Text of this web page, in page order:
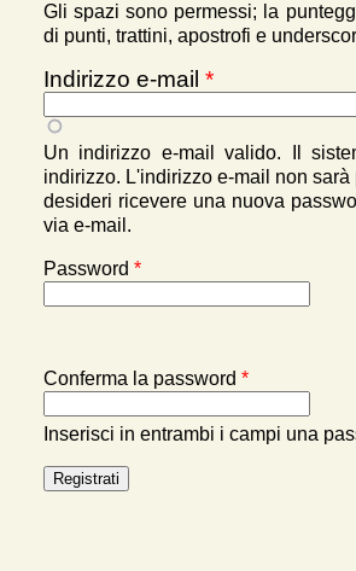
Gli spazi sono permessi; la
di punti, trattini, apostrofi e
Indirizzo e-mail *
Un indirizzo e-mail valido. Il
indirizzo. L'indirizzo e-mail non
desideri ricevere una nuova
via e-mail.
Password *
Conferma la password *
Inserisci in entrambi i campi una